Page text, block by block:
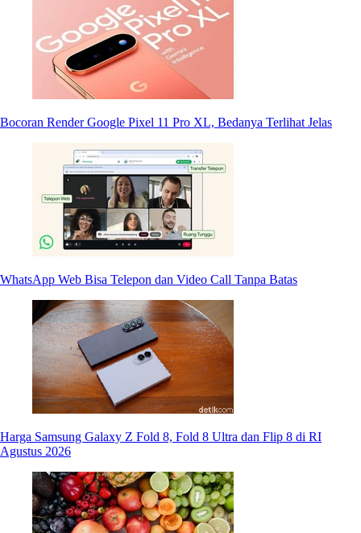
Bocoran Render Google Pixel 11 Pro XL, Bedanya Terlihat Jelas
WhatsApp Web Bisa Telepon dan Video Call Tanpa Batas
Harga Samsung Galaxy Z Fold 8, Fold 8 Ultra dan Flip 8 di RI
Agustus 2026